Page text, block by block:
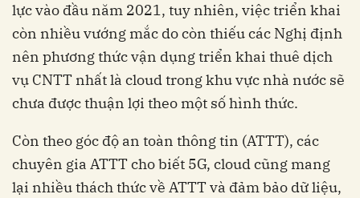
lực vào đầu năm 2021, tuy nhiên, việc triển khai
còn nhiều vướng mắc do còn thiếu các Nghị định
nên phương thức vận dụng triển khai thuê dịch
vụ CNTT nhất là cloud trong khu vực nhà nước sẽ
chưa được thuận lợi theo một số hình thức.
Còn theo góc độ an toàn thông tin (ATTT), các
chuyên gia ATTT cho biết 5G, cloud cũng mang
lại nhiều thách thức về ATTT và đảm bảo dữ liệu,